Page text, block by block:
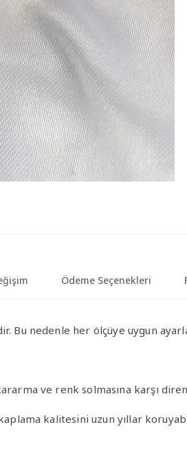
Ödeme Seçenekleri
Bu nedenle her ölçüye uygun
ve renk solmasına karşı
kaplama kalitesini uzun yıllar